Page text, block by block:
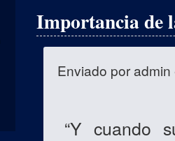
Importancia de
Enviado poradmin
“Y cuando